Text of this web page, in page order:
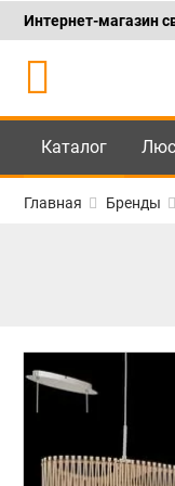
Каталог
Интернет-магазин
Каталог
Главная Бренды